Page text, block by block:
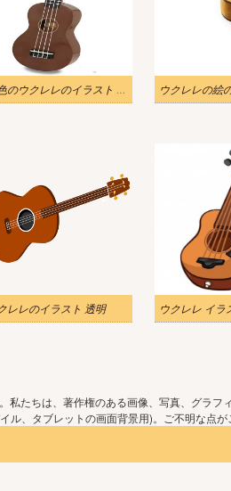
茶色のウクレレのイラスト リアル ウクレレの絵
レレのイラスト 透明 ウクレレ イラ
たちは、著作権のある画像、写真、グラ
、タブレットの画面背景用)。ご不明な点が